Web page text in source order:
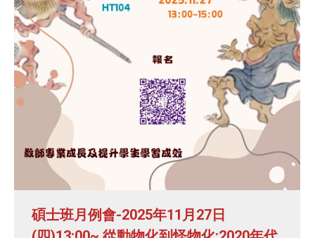
碩士班月例會-2025年11月27日